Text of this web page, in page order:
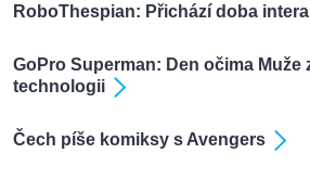
RoboThespian: Přichází doba
GoPro Superman: Den očima
technologii
Čech píše komiksy s Avengers